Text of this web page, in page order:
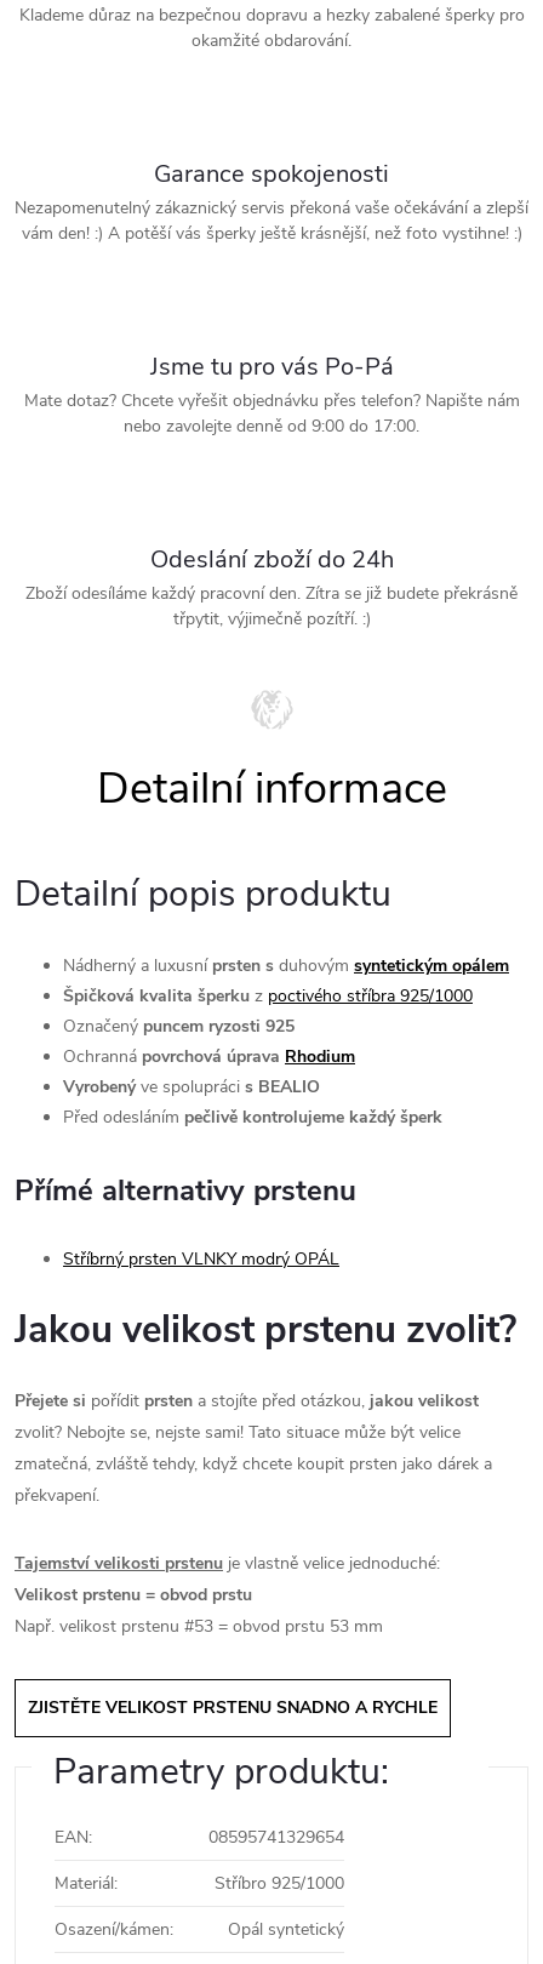
Klademe důraz na bezpečnou dopravu a hezky zabalené šperky pro
okamžité obdarování.
Garance spokojenosti
Nezapomenutelný zákaznický servis překoná vaše očekávání a zlepší
vám den! :) A potěší vás šperky ještě krásnější, než foto vystihne! :)
Jsme tu pro vás Po-Pá
Mate dotaz? Chcete vyřešit objednávku přes telefon? Napište nám
nebo zavolejte denně od 9:00 do 17:00.
Odeslání zboží do 24h
Zboží odesíláme každý pracovní den. Zítra se již budete překrásně
třpytit, výjimečně pozítří. :)
Detailní popis produktu
Nádherný a luxusní prsten s duhovým syntetickým opálem
Špičková kvalita šperku z poctivého stříbra 925/1000
Označený puncem ryzosti 925
Ochranná povrchová úprava Rhodium
Vyrobenýve spolupráci s BEALIO
Před odesláním pečlivě kontrolujeme každý šperk
Přímé alternativy prstenu
Stříbrný prsten VLNKY modrý OPÁL
Jakou velikost prstenu zvolit?
Přejete si pořídit prsten a stojíte před otázkou, jakou velikost
zvolit? Nebojte se, nejste sami! Tato situace může být velice
zmatečná, zvláště tehdy, když chcete koupit prsten jako dárek a
překvapení.
Tajemství velikosti prstenu je vlastně velice jednoduché:
Velikost prstenu = obvod prstu
Např. velikost prstenu #53 = obvod prstu 53 mm
ZJISTĚTE VELIKOST PRSTENU SNADNO A RYCHLE
Parametry produktu:
EAN:
08595741329654
Materiál:
Stříbro 925/1000
Osazení/kámen: Opál syntetický